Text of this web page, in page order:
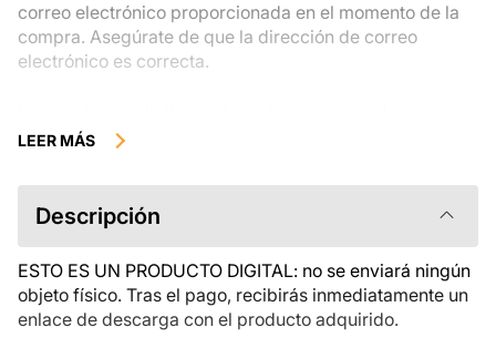
correo electrónico proporcionada en el momento de la
compra. Asegúrate de que la dirección de correo
electrónico es correcta.
instantánea no se pueden devolver, cambiar ni cancelar
descripción del producto atentamente antes de
comprarlo y que te pongas en contacto con nosotros si
tienes alguna duda. Si tienes problemas con el pedido,
ponte en contacto directamente con el vendedor.
LEER MÁS
Descripción
ESTO ES UN PRODUCTO DIGITAL: no se enviará ningún
objeto físico. Tras el pago, recibirás inmediatamente un
enlace de descarga con el producto adquirido.